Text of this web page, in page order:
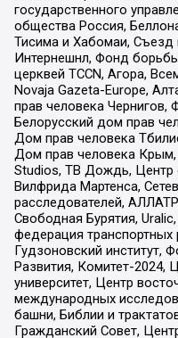
государственного
общества Россия,
Тисима и Хабомаи, Съезд
Интернешнл, Фонд
церквей TCCN, Агора,
Novaja Gazeta-Europe,
прав человека
Белорусский дом прав
Дом прав человека
Дом прав человека Крым,
Studios, ТВ Дождь, Центр
Вилфрида Мартенса,
расследователей,
Свободная Бурятия,
федерация
Гудзоновский институт,
Развития, Комитет-2024,
университет, Центр
международных
башни, Библии и
Гражданский Совет,